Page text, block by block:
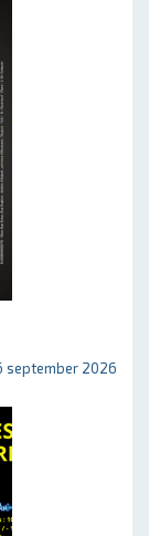
september 2026